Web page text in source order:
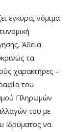
έγκυρα, νόμιμα
Άδεια
τα
χαρακτήρες –
του
Πληρωμών
του με
Ιδρύματος να